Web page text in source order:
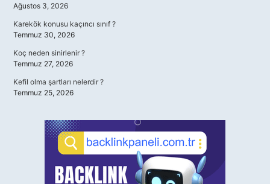
Ağustos 3, 2026
Karekök konusu kaçıncı sınıf ?
Temmuz 30, 2026
Koç neden sinirlenir ?
Temmuz 27, 2026
Kefil olma şartları nelerdir ?
Temmuz 25, 2026